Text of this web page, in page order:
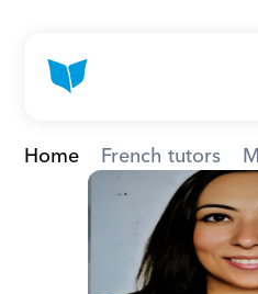
Home French tutors